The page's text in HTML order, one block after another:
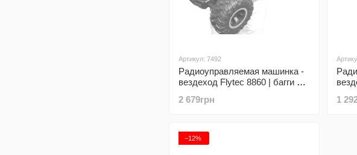
Артикул: 7492
Радиоуправляемая машинка -
вездеход Flytec 8860 | багги на
100 м
2 679грн 1
−12%